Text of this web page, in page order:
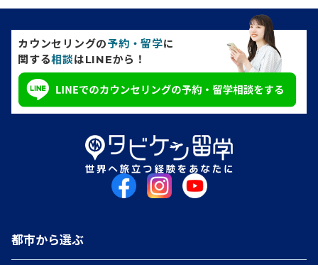
カウンセリングの予約・留学に
関する相談はLINEから！
都市から選ぶ